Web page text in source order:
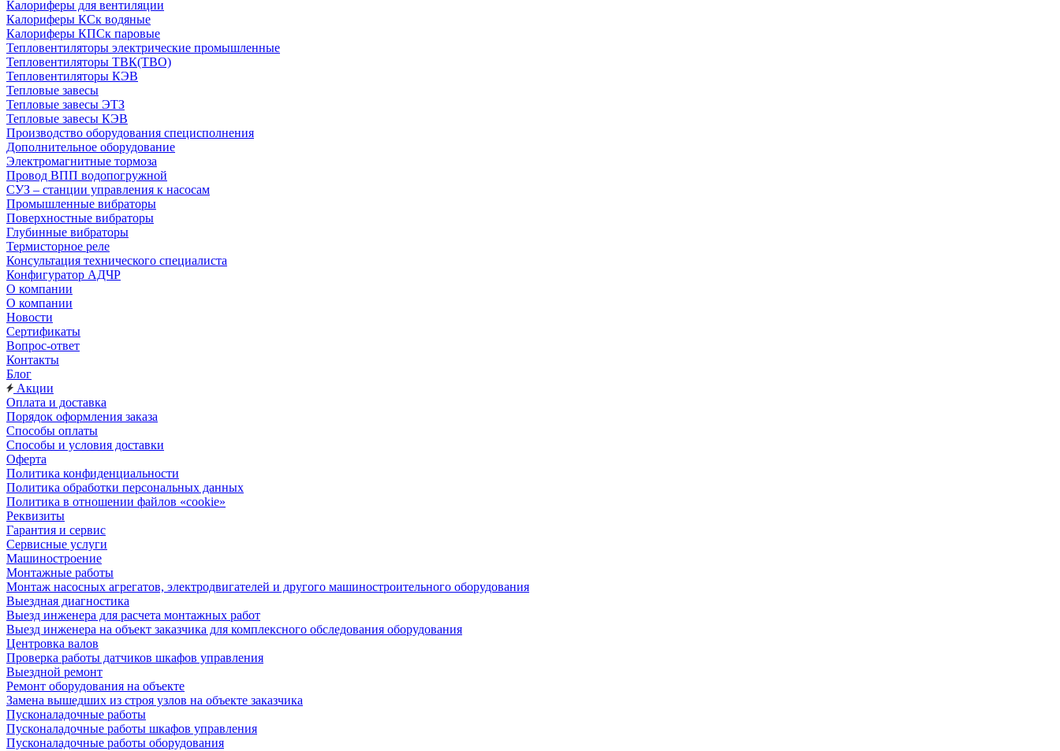
Калориферы для вентиляции
Калориферы КСк водяные
Калориферы КПСк паровые
Тепловентиляторы электрические промышленные
Тепловентиляторы ТВК(ТВО)
Тепловентиляторы КЭВ
Тепловые завесы
Тепловые завесы ЭТЗ
Тепловые завесы КЭВ
Производство оборудования специсполнения
Дополнительное оборудование
Электромагнитные тормоза
Провод ВПП водопогружной
СУЗ – станции управления к насосам
Промышленные вибраторы
Поверхностные вибраторы
Глубинные вибраторы
Термисторное реле
Консультация технического специалиста
Конфигуратор АДЧР
О компании
О компании
Новости
Сертификаты
Вопрос-ответ
Контакты
Блог
Акции
Оплата и доставка
Порядок оформления заказа
Способы оплаты
Способы и условия доставки
Оферта
Политика конфиденциальности
Политика обработки персональных данных
Политика в отношении файлов «cookie»
Реквизиты
Гарантия и сервис
Сервисные услуги
Машиностроение
Монтажные работы
Монтаж насосных агрегатов, электродвигателей и другого машиностроительного оборудования
Выездная диагностика
Выезд инженера для расчета монтажных работ
Выезд инженера на объект заказчика для комплексного обследования оборудования
Центровка валов
Проверка работы датчиков шкафов управления
Выездной ремонт
Ремонт оборудования на объекте
Замена вышедших из строя узлов на объекте заказчика
Пусконаладочные работы
Пусконаладочные работы шкафов управления
Пусконаладочные работы оборудования